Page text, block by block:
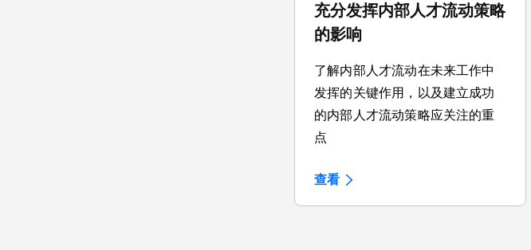
充分发挥内部人才流动策略
的影响
了解内部人才流动在未来工作中
发挥的关键作用，以及建立成功
的内部人才流动策略应关注的重
点
查看